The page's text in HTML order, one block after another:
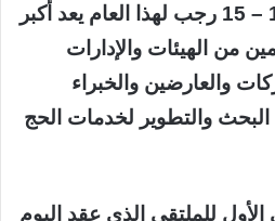
القرى في الفترة من 10 – 15 رجب لهذا العام يعد أكبر
من الهيئات والإدارات
والعارضين والخبراء
والتطوير لخدمات الحج
الأول للملتقى الذي عقد اليوم